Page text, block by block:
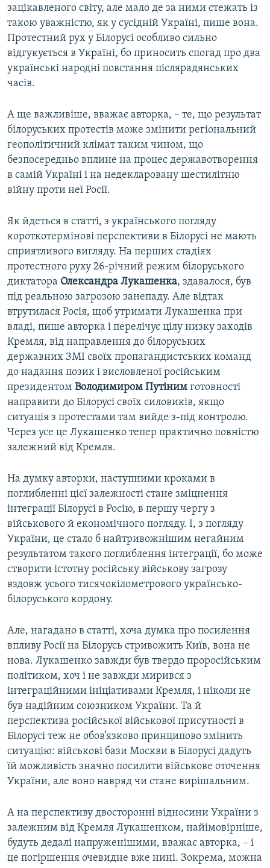
зацікавленого світу, але мало де за ними стежать із
такою уважністю, як у сусідній Україні, пише вона.
Протестний рух у Білорусі особливо сильно
відгукується в Україні, бо приносить спогад про два
українські народні повстання післярадянських
часів.
А ще важливіше, вважає авторка, – те, що результат
білоруських протестів може змінити регіональний
геополітичний клімат таким чином, що
безпосередньо вплине на процес державотворення
в самій Україні і на недекларовану шестилітню
війну проти неї Росії.
Як йдеться в статті, з українського погляду
короткотермінові перспективи в Білорусі не мають
сприятливого вигляду. На перших стадіях
протестного руху 26-річний режим білоруського
диктатора Олександра Лукашенка, здавалося, був
під реальною загрозою занепаду. Але відтак
втрутилася Росія, щоб утримати Лукашенка при
владі, пише авторка і перелічує цілу низку заходів
Кремля, від направлення до білоруських
державних ЗМІ своїх пропагандистських команд
до надання позик і висловленої російським
президентом Володимиром Путіним готовності
направити до Білорусі своїх силовиків, якщо
ситуація з протестами там вийде з-під контролю.
Через усе це Лукашенко тепер практично повністю
залежний від Кремля.
На думку авторки, наступними кроками в
поглибленні цієї залежності стане зміцнення
інтеграції Білорусі в Росію, в першу чергу з
військового й економічного погляду. І, з погляду
України, це стало б найтривожнішим негайним
результатом такого поглиблення інтеграції, бо може
створити істотну російську військову загрозу
вздовж усього тисячокілометрового українсько-
білоруського кордону.
Але, нагадано в статті, хоча думка про посилення
впливу Росії на Білорусь стривожить Київ, вона не
нова. Лукашенко завжди був твердо проросійським
політиком, хоч і не завжди мирився з
інтеграційними ініціативами Кремля, і ніколи не
був надійним союзником України. Та й
перспектива російської військової присутності в
Білорусі теж не обов’язково принципово змінить
ситуацію: військові бази Москви в Білорусі дадуть
їй можливість значно посилити військове оточення
України, але воно навряд чи стане вирішальним.
А на перспективу двосторонні відносини України з
залежним від Кремля Лукашенком, найімовірніше,
будуть дедалі напруженішими, вважає авторка, – і
це погіршення очевидне вже нині. Зокрема, можна